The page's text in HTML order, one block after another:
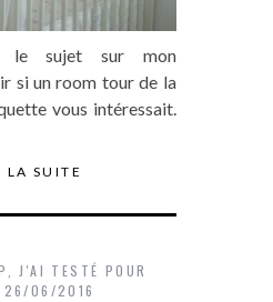
le sujet sur mon
si un room tour de la
vous intéressait.
LA SUITE
,J'AI TESTÉ POUR
26/06/2016